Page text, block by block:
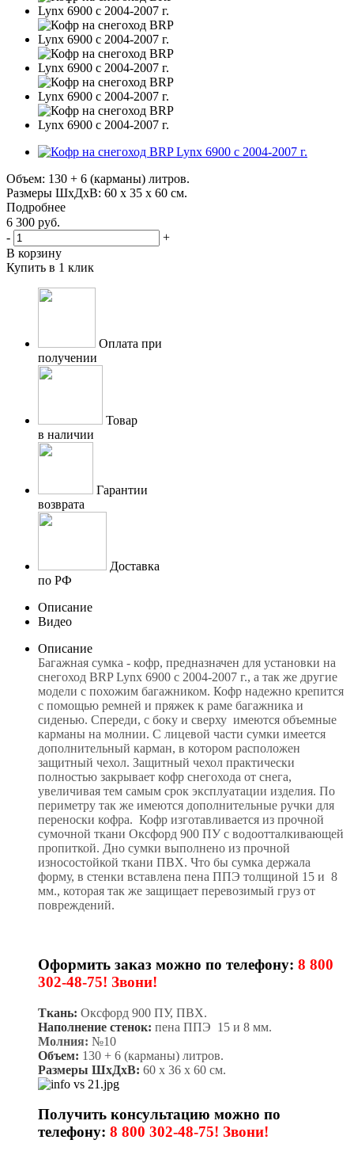
Объем: 130 + 6 (карманы) литров.
Размеры ШхДхВ: 60 х 35 х 60 см.
Подробнее
6 300 руб.
-
+
В корзину
Купить в 1 клик
Оплата при
получении
Товар
в наличии
Гарантии
возврата
Доставка
по РФ
Описание
Видео
Описание
Багажная сумка - кофр, предназначен для установки на
снегоход BRP Lynx 6900 с 2004-2007 г., а так же другие
модели с похожим багажником. Кофр надежно крепится
с помощью ремней и пряжек к раме багажника и
сиденью. Спереди, с боку и сверху имеются объемные
карманы на молнии. С лицевой части сумки имеется
дополнительный карман, в котором расположен
защитный чехол. Защитный чехол практически
полностью закрывает кофр снегохода от снега,
увеличивая тем самым срок эксплуатации изделия. По
периметру так же имеются дополнительные ручки для
переноски кофра. Кофр изготавливается из прочной
сумочной ткани Оксфорд 900 ПУ с водоотталкивающей
пропиткой. Дно сумки выполнено из прочной
износостойкой ткани ПВХ. Что бы сумка держала
форму, в стенки вставлена пена ППЭ толщиной 15 и 8
мм., которая так же защищает перевозимый груз от
повреждений.
Оформить заказ можно по телефону: 8 800
302-48-75! Звони!
Ткань: Оксфорд 900 ПУ, ПВХ.
Наполнение стенок: пена ППЭ 15 и 8 мм.
Молния: №10
Объем: 130 + 6 (карманы) литров.
Размеры ШхДхВ: 60 х 36 х 60 см.
Получить консультацию можно по
телефону: 8 800 302-48-75! Звони!